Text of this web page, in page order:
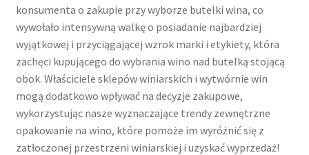
konsumenta o zakupie przy wyborze butelki wina, co
wywołało intensywną walkę o posiadanie najbardziej
wyjątkowej i przyciągającej wzrok marki i etykiety, która
zachęci kupującego do wybrania wino nad butelką stojącą
obok. Właściciele sklepów winiarskich i wytwórnie win
mogą dodatkowo wpływać na decyzje zakupowe,
wykorzystując nasze wyznaczające trendy zewnętrzne
opakowanie na wino, które pomoże im wyróżnić się z
zatłoczonej przestrzeni winiarskiej i uzyskać wyprzedaż!